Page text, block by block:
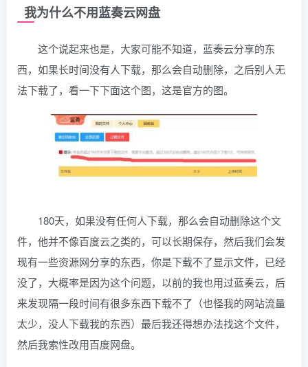
我为什么不用蓝奏云网盘
这个说起来也是，大家可能不知道，蓝奏云分享的东
西，如果长时间没有人下载，那么会自动删除，之后别人无
法下载了，看一下下面这个图，这是官方的图。
180天，如果没有任何人下载，那么会自动删除这个文
件，他并不像百度云之类的，可以长期保存，然后我们会发
现有一些资源网分享的东西，你是下载不了显示文件，已经
没了，大概率是因为这个问题，以前的我也用过蓝奏云，后
来发现隔一段时间有很多东西下载不了（也怪我的网站流量
太少，没人下载我的东西）最后我还得想办法找这个文件，
然后我索性改用百度网盘。